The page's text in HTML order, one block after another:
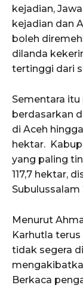
kejadian,
kejadian dan
boleh
dilanda
tertinggi dari
Sementara
berdasarkan
di Aceh
hektar.
yang paling
117,7 hektar,
Subulussalam
Menurut
Karhutla
tidak segera
Berkaca